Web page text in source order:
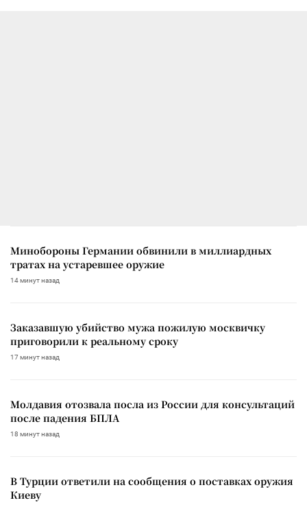
Минобороны Германии обвинили в миллиардных
тратах на устаревшее оружие
14 минут назад
Заказавшую убийство мужа пожилую москвичку
приговорили к реальному сроку
17 минут назад
Молдавия отозвала посла из России для консультаций
после падения БПЛА
18 минут назад
В Турции ответили на сообщения о поставках оружия
Киеву